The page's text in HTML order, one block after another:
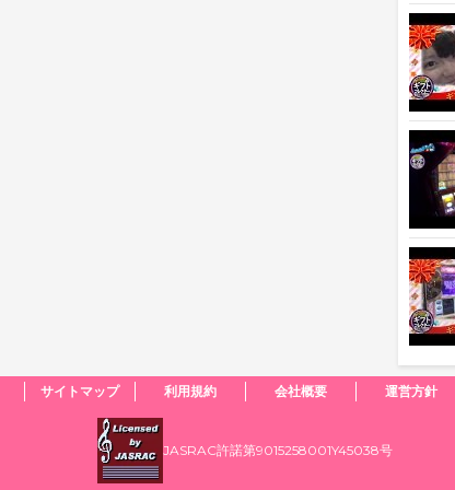
サイトマップ 利用規約 会社概要 運営方針
JASRAC許諾第9015258001Y45038号